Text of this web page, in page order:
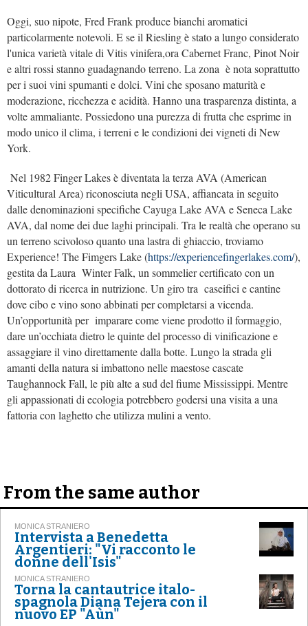
Oggi, suo nipote, Fred Frank produce bianchi aromatici
particolarmente notevoli. E se il Riesling è stato a lungo considerato
l'unica varietà vitale di Vitis vinifera,ora Cabernet Franc, Pinot Noir
e altri rossi stanno guadagnando terreno. La zona è nota soprattutto
per i suoi vini spumanti e dolci. Vini che sposano maturità e
moderazione, ricchezza e acidità. Hanno una trasparenza distinta, a
volte ammaliante. Possiedono una purezza di frutta che esprime in
modo unico il clima, i terreni e le condizioni dei vigneti di New
York.
Nel 1982 Finger Lakes è diventata la terza AVA (American
Viticultural Area) riconosciuta negli USA, affiancata in seguito
dalle denominazioni specifiche Cayuga Lake AVA e Seneca Lake
AVA, dal nome dei due laghi principali. Tra le realtà che operano su
un terreno scivoloso quanto una lastra di ghiaccio, troviamo
Experience! The Fimgers Lake (https://experiencefingerlakes.com/),
gestita da Laura Winter Falk, un sommelier certificato con un
dottorato di ricerca in nutrizione. Un giro tra caseifici e cantine
dove cibo e vino sono abbinati per completarsi a vicenda.
Un’opportunità per imparare come viene prodotto il formaggio,
dare un’occhiata dietro le quinte del processo di vinificazione e
assaggiare il vino direttamente dalla botte. Lungo la strada gli
amanti della natura si imbattono nelle maestose cascate
Taughannock Fall, le più alte a sud del fiume Mississippi. Mentre
gli appassionati di ecologia potrebbero godersi una visita a una
fattoria con laghetto che utilizza mulini a vento.
From the same author
MONICA STRANIERO
Intervista a Benedetta
Argentieri: "Vi racconto le
donne dell'Isis"
MONICA STRANIERO
Torna la cantautrice italo-
spagnola Diana Tejera con il
nuovo EP "Aùn"